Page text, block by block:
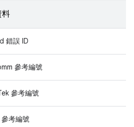
料
錯誤 ID
參考編號
參考編號
參考編號